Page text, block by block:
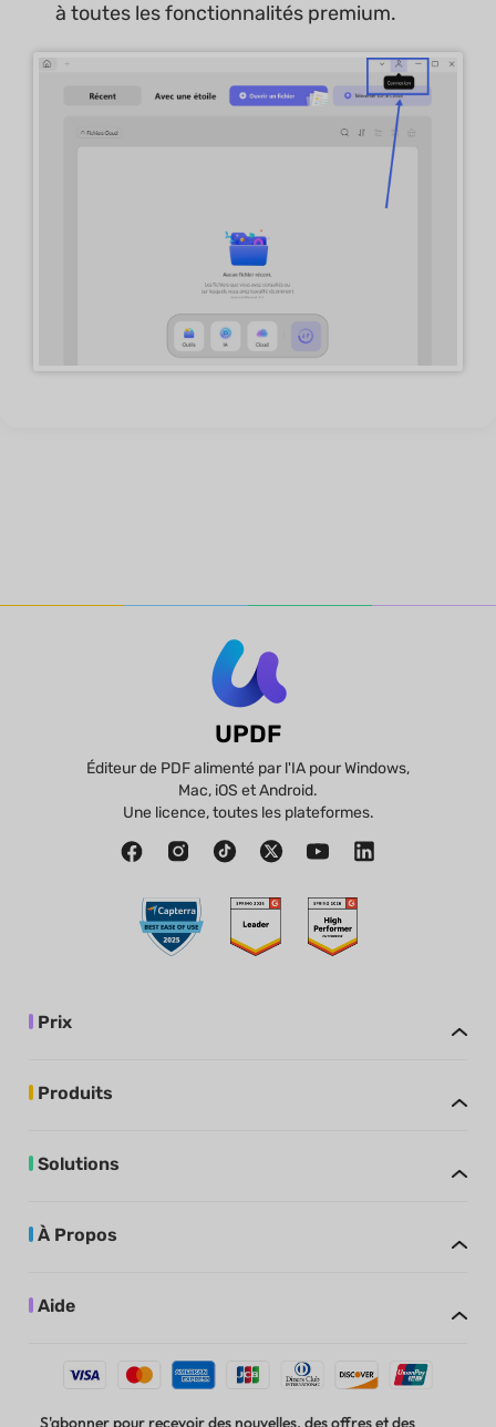
à toutes les fonctionnalités premium.
UPDF
Éditeur de PDF alimenté par l'IA pour Windows,
Mac, iOS et Android.
Une licence, toutes les plateformes.
Prix
Produits
Solutions
À Propos
Aide
S'abonner pour recevoir des nouvelles, des offres et des